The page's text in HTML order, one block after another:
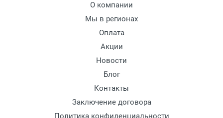
Доставляем товар по Москве компанией
Сдэк до ближайшего к вам пункта
Доставка транспортными компаниями по
Данный способ доставки осуществляется
преимущественно по России.
О компании
Мы в регионах
Оплата
Акции
Новости
Блог
Контакты
Заключение договора
Политика конфиденциальности